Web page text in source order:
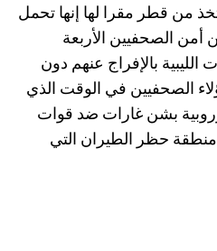
من قطر مقرا لها إنها تحمل
أمن الصحفيين الأربعة
بالإفراج عنهم دون
الصحفيين في الوقت الذي
بشن غارات ضد قوات
حظر الطيران التي